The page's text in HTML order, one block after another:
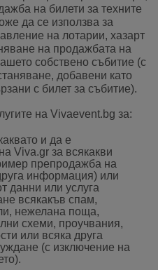
на билети за техните
да се използва за
на лотарии, хазарт
на продажбата на
собствено събитие (с
добавени като
с билет за събитие).
на Vivaevent.bg за:
и да е
Viva.gr за всякакви
препродажба на
информация) или
данни или услуга
всякакъв спам,
нежелана поща,
схеми, проучвания,
или всяка друга
(с изключение на